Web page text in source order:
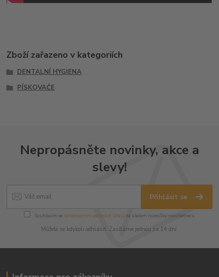
Zboží zařazeno v kategoriích
DENTALNÍ HYGIENA
PÍSKOVAČE
Nepropásněte novinky, akce a
slevy!
Přihlásit se
Souhlasím se zpracováním osobních údajůza účelem rozesílky newsletteru.
Můžete se kdykoli odhlásit. Zasíláme jednou za 14 dní.